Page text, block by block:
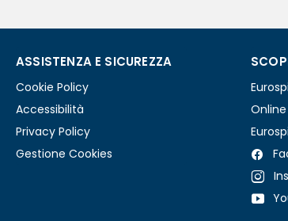
ASSISTENZA E SICUREZZA
Cookie Policy
Accessibilità
Privacy Policy
Gestione Cookies